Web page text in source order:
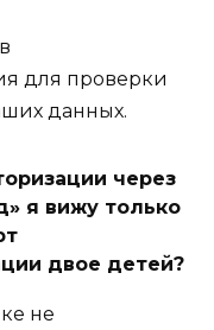
для проверки
данных.
через
я вижу только
двое детей?
не